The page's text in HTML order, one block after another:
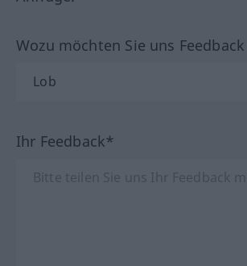
Wozu möchten Sie uns
Ihr Feedback*